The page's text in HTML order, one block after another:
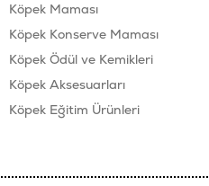
Köpek Maması
Köpek Konserve Maması
Köpek Ödül ve Kemikleri
Köpek Aksesuarları
Köpek Eğitim Ürünleri